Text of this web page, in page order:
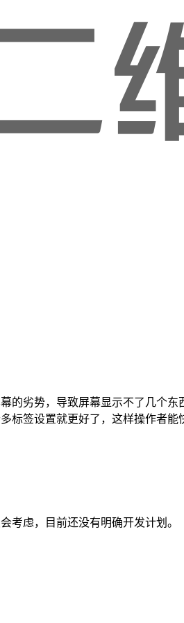
劣势，导致屏幕显示不了几个
签设置就更好了，这样操作者能
考虑，目前还没有明确开发计划。